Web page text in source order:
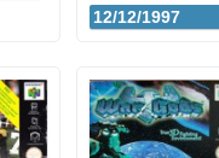
12/12/1997